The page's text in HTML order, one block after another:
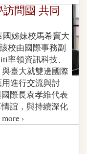
問團 共同
姊妹校馬希竇大
校由國際事務副
率領資訊科技、
臺大就雙邊國際
進行交流與討
際長袁孝維代表
誼，與持續深化
›